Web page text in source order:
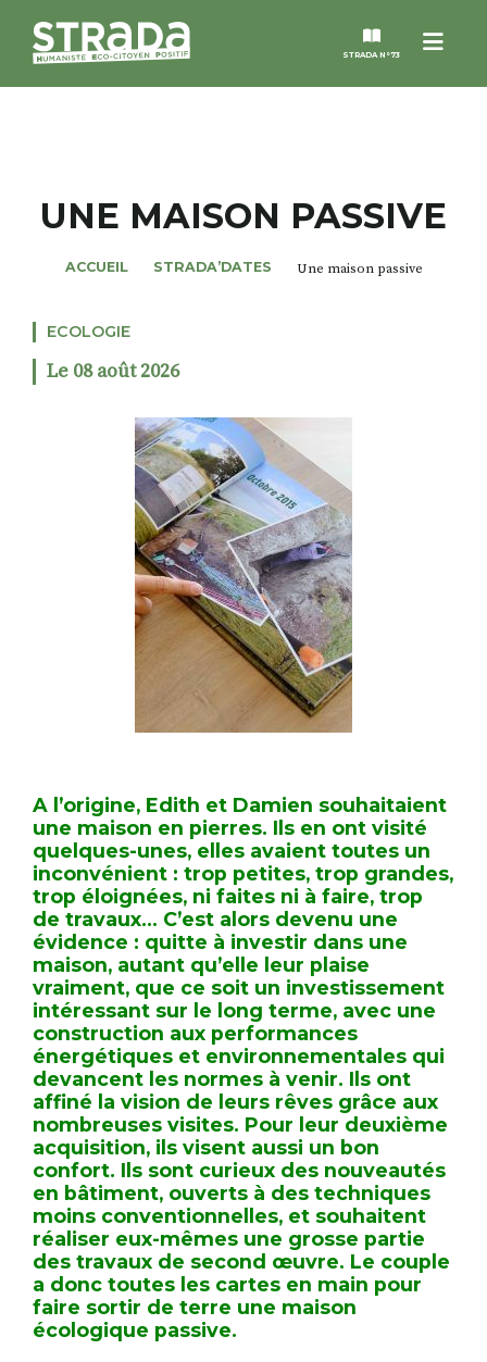
Menu
STRADA N°73
MAGAZINES
NOS THÈMES
STRADA’DATES
ROSÉE DE MAI
RECHERCHER
S'ABONNER
S'INSCRIRE À LA NEWSLETTER
FACEBOOKINSTAGRAM
LINKEDINYOUTUBE
UNE MAISON PASSIVE
ACCUEIL STRADA’DATES Une maison passive
ECOLOGIE
Le 08 août 2026
A l’origine, Edith et Damien souhaitaient
une maison en pierres. Ils en ont visité
quelques-unes, elles avaient toutes un
inconvénient : trop petites, trop grandes,
trop éloignées, ni faites ni à faire, trop
de travaux… C’est alors devenu une
évidence : quitte à investir dans une
maison, autant qu’elle leur plaise
vraiment, que ce soit un investissement
intéressant sur le long terme, avec une
construction aux performances
énergétiques et environnementales qui
devancent les normes à venir. Ils ont
affiné la vision de leurs rêves grâce aux
nombreuses visites. Pour leur deuxième
acquisition, ils visent aussi un bon
confort. Ils sont curieux des nouveautés
en bâtiment, ouverts à des techniques
moins conventionnelles, et souhaitent
réaliser eux-mêmes une grosse partie
des travaux de second œuvre. Le couple
a donc toutes les cartes en main pour
faire sortir de terre une maison
écologique passive.